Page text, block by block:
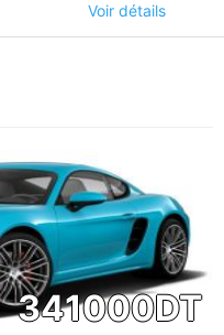
Voir détails
341000DT